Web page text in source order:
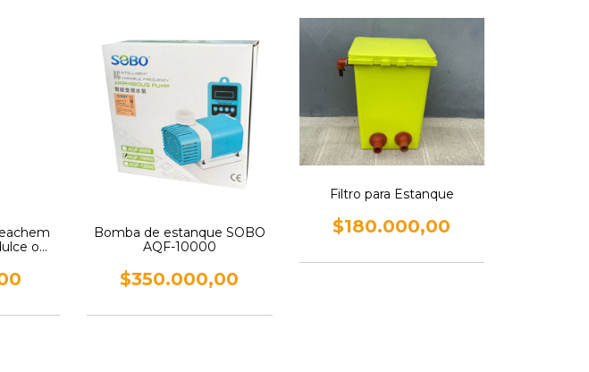
o
Bomba de estanque SOBO
AQF-10000
$350.000,00
Filtro para Estanque
$180.000,00